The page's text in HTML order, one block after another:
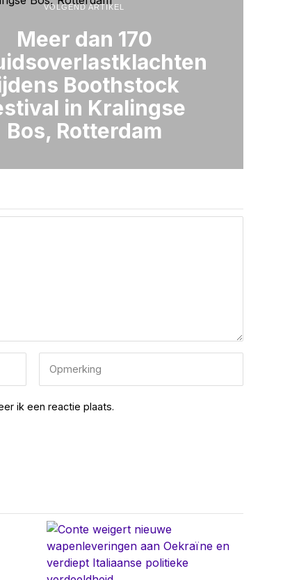
VOLGEND ARTIKEL
Meer dan 170
Boothstock
in Kralingse
Bos, Rotterdam
ik een reactie plaats.